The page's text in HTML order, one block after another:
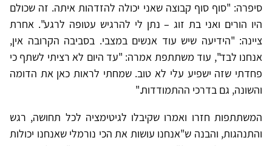
סיפרה: "סוף סוף קבוצה שאני יכולה להזדהות איתה. זה שכולם
היו הורים ואני בת זוג – נתן לי להרגיש עטופה לרגע". אחרת
ציינה: "הידיעה שיש עוד אנשים במצבי. בסביבה הקרובה אין,
אנחנו לבד", עוד משתתפת אמרה: "עד היום לא רציתי לשתף כי
פחדתי שזה ישפיע עלי לא טוב. שמחתי לראות כאן את הדומה
והשונה, גם בדרכי ההתמודדות."
המשתתפות חזרו ואמרו שקיבלו לגיטימציה לכל תחושה, רגש
והתנהגות, והבנה ש"אנחנו עושות את הכי נורמלי שאנחנו יכולות